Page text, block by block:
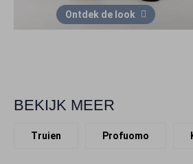
Ontdek de look
BEKIJK MEER
Truien Profuomo